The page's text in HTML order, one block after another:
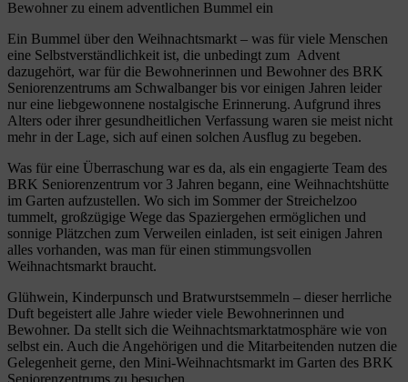
Bewohner zu einem adventlichen Bummel ein
Ein Bummel über den Weihnachtsmarkt – was für viele Menschen
eine Selbstverständlichkeit ist, die unbedingt zum Advent
dazugehört, war für die Bewohnerinnen und Bewohner des BRK
Seniorenzentrums am Schwalbanger bis vor einigen Jahren leider
nur eine liebgewonnene nostalgische Erinnerung. Aufgrund ihres
Alters oder ihrer gesundheitlichen Verfassung waren sie meist nicht
mehr in der Lage, sich auf einen solchen Ausflug zu begeben.
Was für eine Überraschung war es da, als ein engagierte Team des
BRK Seniorenzentrum vor 3 Jahren begann, eine Weihnachtshütte
im Garten aufzustellen. Wo sich im Sommer der Streichelzoo
tummelt, großzügige Wege das Spaziergehen ermöglichen und
sonnige Plätzchen zum Verweilen einladen, ist seit einigen Jahren
alles vorhanden, was man für einen stimmungsvollen
Weihnachtsmarkt braucht.
Glühwein, Kinderpunsch und Bratwurstsemmeln – dieser herrliche
Duft begeistert alle Jahre wieder viele Bewohnerinnen und
Bewohner. Da stellt sich die Weihnachtsmarktatmosphäre wie von
selbst ein. Auch die Angehörigen und die Mitarbeitenden nutzen die
Gelegenheit gerne, den Mini-Weihnachtsmarkt im Garten des BRK
Seniorenzentrums zu besuchen.